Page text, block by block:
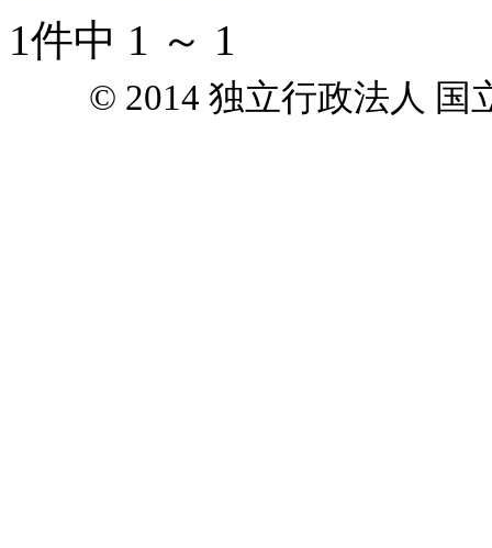
1件中 1 ～ 1
© 2014 独立行政法人 国